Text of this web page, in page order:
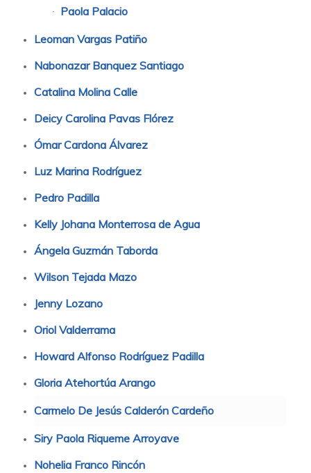
Paola Palacio
Leoman Vargas Patiño
Nabonazar Banquez Santiago
Catalina Molina Calle
Deicy Carolina Pavas Flórez
Ómar Cardona Álvarez
Luz Marina Rodríguez
Pedro Padilla
Kelly Johana Monterrosa de Agua
Ángela Guzmán Taborda
Wilson Tejada Mazo
Jenny Lozano
Oriol Valderrama
Howard Alfonso Rodríguez Padilla
Gloria Atehortúa Arango
Carmelo De Jesús Calderón Cardeño
Siry Paola Riqueme Arroyave
Nohelia Franco Rincón